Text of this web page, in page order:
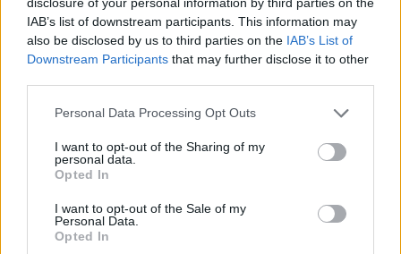
IAB’s list of downstream participants. This information may
also be disclosed by us to third parties on the IAB’s List of
Downstream Participants that may further disclose it to other
Personal Data Processing Opt Outs
I want to opt-out of the Sharing of my
personal data.
Opted In
I want to opt-out of the Sale of my
Personal Data.
Opted In
A propos Nathalie Leclerc
2950 Articles
Nathalie Leclerc est une journaliste spécialisée en santé et
expertise journalistique à une expérience concrète de la
santé familiale et de la nutrition. Fervente adepte d’un mode
de vie sain, écologique et durable, elle s’engage depuis de